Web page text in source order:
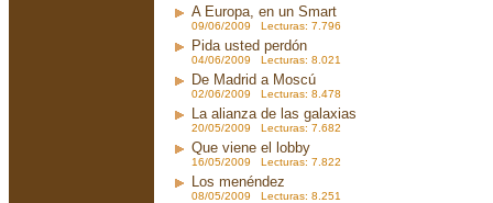
A Europa, en un Smart
09/06/2009 Lecturas: 7.796
Pida usted perdón
04/06/2009 Lecturas: 8.021
De Madrid a Moscú
02/06/2009 Lecturas: 8.478
La alianza de las galaxias
20/05/2009 Lecturas: 7.682
Que viene el lobby
16/05/2009 Lecturas: 7.822
Los menéndez
08/05/2009 Lecturas: 8.251